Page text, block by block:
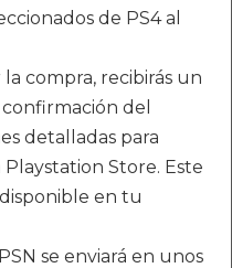
de PS4 al
compra, recibirás un
del
detalladas para
Store. Este
en tu
se enviará en unos